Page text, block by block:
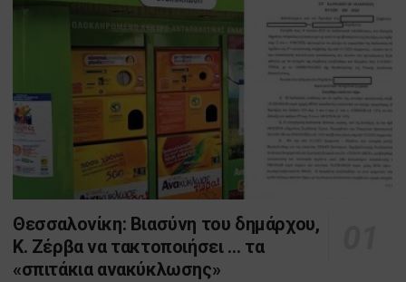
Θεσσαλονίκη: Βιασύνη του δημάρχου,
Κ. Ζέρβα να τακτοποιήσει … τα
«σπιτάκια ανακύκλωσης»